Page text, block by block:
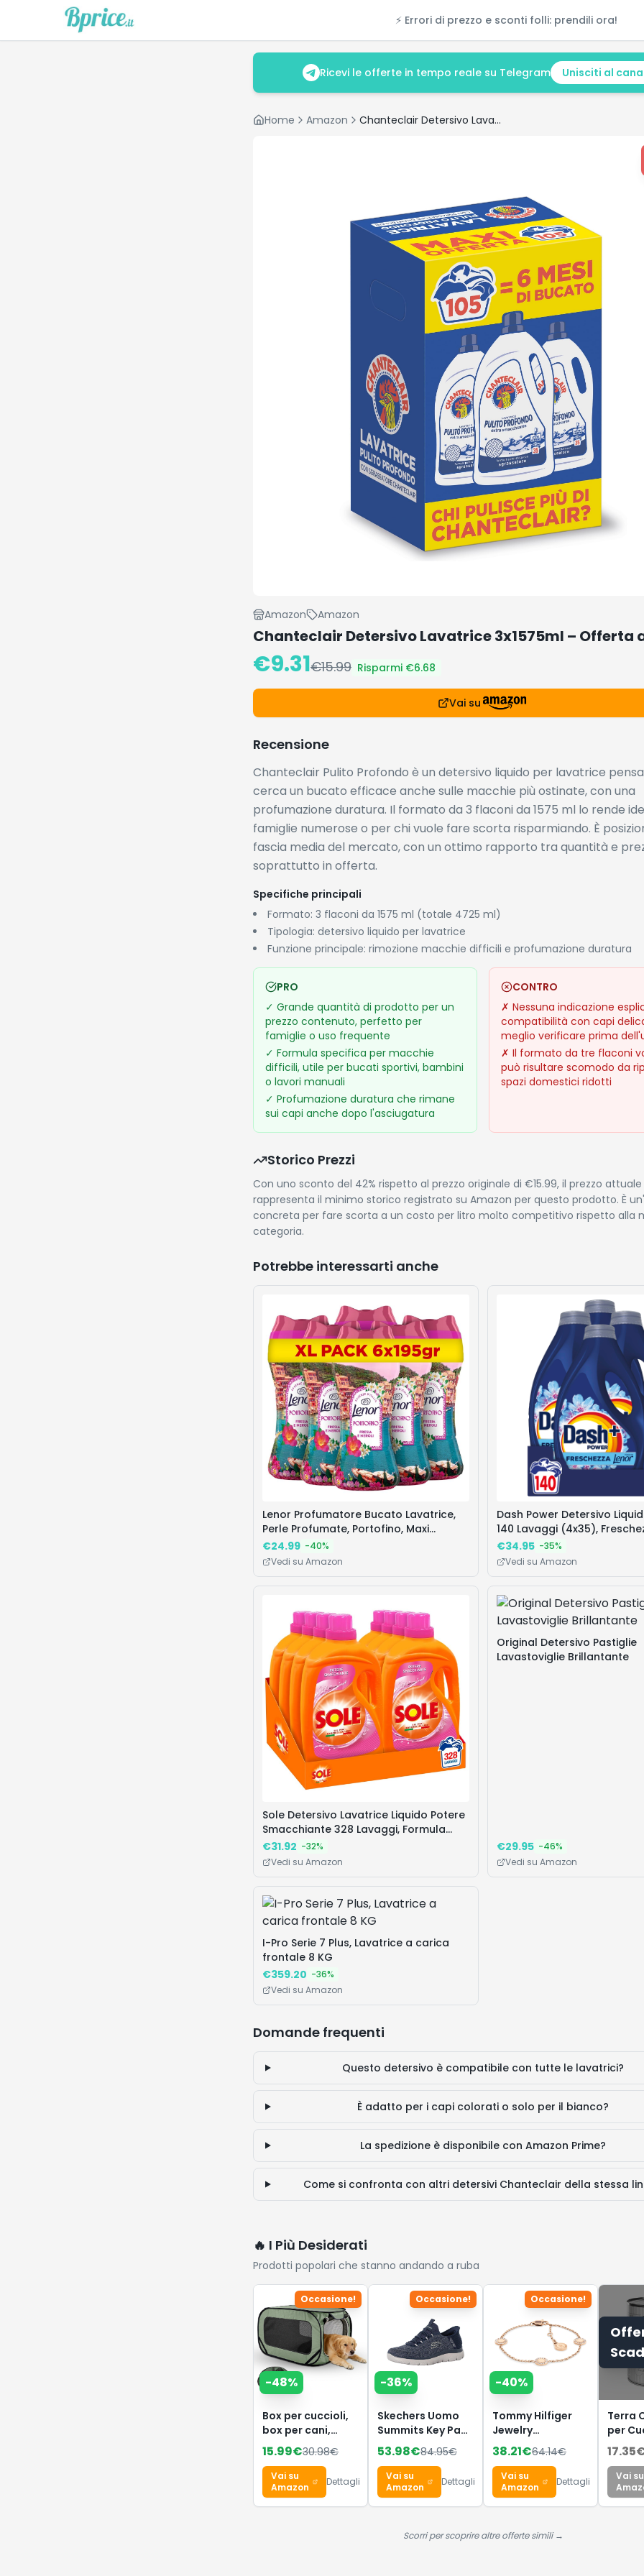
⚡ Errori di prezzo e sconti folli: prendili ora!
Ricevi le offerte in tempo reale su Telegram Unisciti al
Home Amazon Chanteclair Detersivo Lavatrice 3x1575ml – Offerta al Minimo
Amazon Amazon
Chanteclair Detersivo Lavatrice 3x1575ml – Offerta
€9.31€15.99 Risparmi €6.68
Vai su
Recensione
Chanteclair Pulito Profondo è un detersivo liquido per lavatrice
cerca un bucato efficace anche sulle macchie più ostinate, con una
profumazione duratura. Il formato da 3 flaconi da 1575 ml lo rende
famiglie numerose o per chi vuole fare scorta risparmiando. È
fascia media del mercato, con un ottimo rapporto tra quantità e
soprattutto in offerta.
Specifiche principali
Formato: 3 flaconi da 1575 ml (totale 4725 ml)
Tipologia: detersivo liquido per lavatrice
Funzione principale: rimozione macchie difficili e profumazione duratura
PRO
✓ Grande quantità di prodotto per un
prezzo contenuto, perfetto per
famiglie o uso frequente
✓ Formula specifica per macchie
difficili, utile per bucati sportivi, bambini
o lavori manuali
✓ Profumazione duratura che rimane
sui capi anche dopo l'asciugatura
CONTRO
✗ Nessuna indicazione
compatibilità con capi
meglio verificare prima
✗ Il formato da tre flaconi
può risultare scomodo da
spazi domestici ridotti
Storico Prezzi
Con uno sconto del 42% rispetto al prezzo originale di €15.99, il prezzo attuale
rappresenta il minimo storico registrato su Amazon per questo prodotto. È
concreta per fare scorta a un costo per litro molto competitivo rispetto alla
categoria.
Potrebbe interessarti anche
Lenor Profumatore Bucato Lavatrice,
Perle Profumate, Portofino, Maxi
Formato 6 x 195g, Intensificatore Di
Profumo
€24.99 -40%
Vedi su Amazon
Dash Power Detersivo
140 Lavaggi (4x35),
Lenor, Risveglio Primaverile,
addirittura gli odori di
€34.95 -35%
Vedi su Amazon
Sole Detersivo Lavatrice Liquido Potere
Smacchiante 328 Lavaggi, Formula
Igienizzante, 8 Confezioni da 41 Lavaggi
€31.92 -32%
Vedi su Amazon
Original Detersivo Pastiglie
Lavastoviglie Brillantante
€29.95 -46%
Vedi su Amazon
I-Pro Serie 7 Plus, Lavatrice a carica
frontale 8 KG
€359.20 -36%
Vedi su Amazon
Domande frequenti
Questo detersivo è compatibile con tutte le lavatrici?
È adatto per i capi colorati o solo per il bianco?
La spedizione è disponibile con Amazon Prime?
Come si confronta con altri detersivi Chanteclair della stessa
🔥 I Più Desiderati
Prodotti popolari che stanno andando a ruba
Occasione!
-48%
Box per cuccioli,
box per cani,
cuccioli, gabbia
per cani, gatti,
conigli,
beccuccio (stile 2
– verde)
15.99€30.98€
Vai su
Amazon
Dettagli
Occasione!
-36%
Skechers Uomo
Summits Key Pace
Slip-In
ALLENATRICE, Navy
Mesh, 39.5 EU
53.98€84.95€
Vai su
Amazon
Dettagli
Occasione!
-40%
Tommy Hilfiger
Jewelry
Braccialetto da
Donna in Acciaio
Inossidabile con
Charms
Impreziositi da
Disponibile in
38.21€64.14€
Vai su
Amazon
Dettagli
Terra
per
Pezzi
da 12 x
17.35
Vai su
Scorri per scoprire altre offerte simili →